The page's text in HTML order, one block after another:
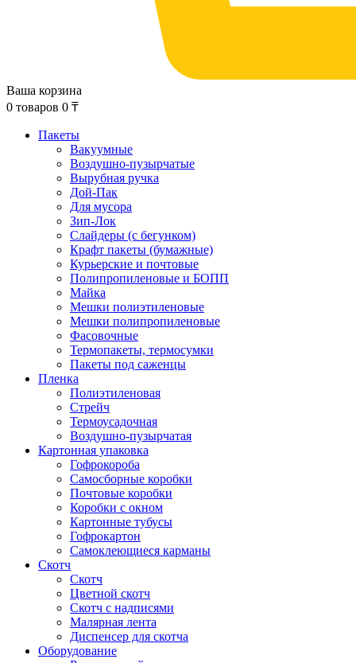
Ваша корзина
0 товаров 0 ₸
Пакеты
Вакуумные
Воздушно-пузырчатые
Вырубная ручка
Дой-Пак
Для мусора
Зип-Лок
Слайдеры (с бегунком)
Крафт пакеты (бумажные)
Курьерские и почтовые
Полипропиленовые и БОПП
Майка
Мешки полиэтиленовые
Мешки полипропиленовые
Фасовочные
Термопакеты, термосумки
Пакеты под саженцы
Пленка
Полиэтиленовая
Стрейч
Термоусадочная
Воздушно-пузырчатая
Картонная упаковка
Гофрокороба
Самосборные коробки
Почтовые коробки
Коробки с окном
Картонные тубусы
Гофрокартон
Самоклеющиеся карманы
Скотч
Скотч
Цветной скотч
Скотч с надписями
Малярная лента
Диспенсер для скотча
Оборудование